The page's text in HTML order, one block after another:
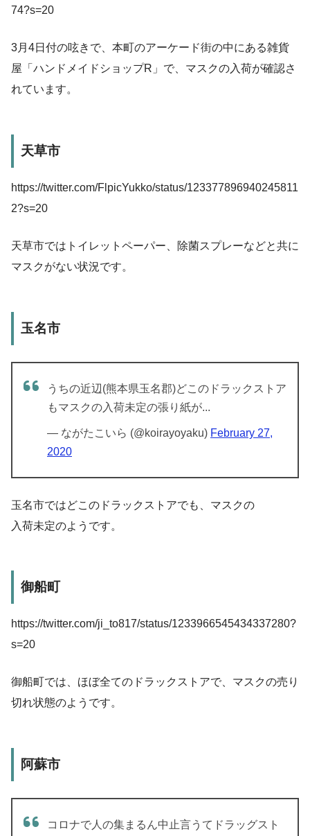
74?s=20
3月4日付の呟きで、本町のアーケード街の中にある雑貨
屋「ハンドメイドショップR」で、マスクの入荷が確認さ
れています。
天草市
https://twitter.com/FlpicYukko/status/123377896940245811
2?s=20
天草市ではトイレットペーパー、除菌スプレーなどと共に
マスクがない状況です。
玉名市
うちの近辺(熊本県玉名郡)どこのドラックストア
もマスクの入荷未定の張り紙が...
— ながたこいら (@koirayoyaku) February 27,
2020
玉名市ではどこのドラックストアでも、マスクの
入荷未定のようです。
御船町
https://twitter.com/ji_to817/status/1233966545434337280?
s=20
御船町では、ほぼ全てのドラックストアで、マスクの売り
切れ状態のようです。
阿蘇市
コロナで人の集まるん中止言うてドラッグスト